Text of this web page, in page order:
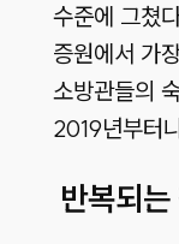
수준에 그쳤
증원에서 가
소방관들의
2019년부터
반복되